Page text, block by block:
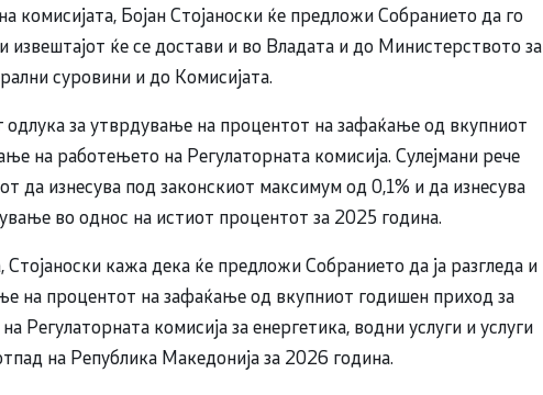
комисијата, Бојан Стојаноски ќе предложи Собранието да го
извештајот ќе се достави и во Владата и до Министерството за
суровини и до Комисијата.
одлука за утврдување на процентот на зафаќање од вкупниот
на работењето на Регулаторната комисија. Сулејмани рече
да изнесува под законскиот максимум од 0,1% и да изнесува
во однос на истиот процентот за 2025 година.
Стојаноски кажа дека ќе предложи Собранието да ја разгледа и
на процентот на зафаќање од вкупниот годишен приход за
Регулаторната комисија за енергетика, водни услуги и услуги
на Република Македонија за 2026 година.